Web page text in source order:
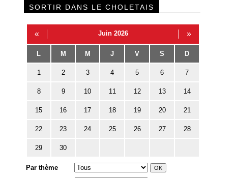
SORTIR DANS LE CHOLETAIS
« Juin 2026 »
L M M J V S D
1 2 3 4 5 6 7
8 9 10 11 12 13 14
15 16 17 18 19 20 21
22 23 24 25 26 27 28
29 30
Par thème